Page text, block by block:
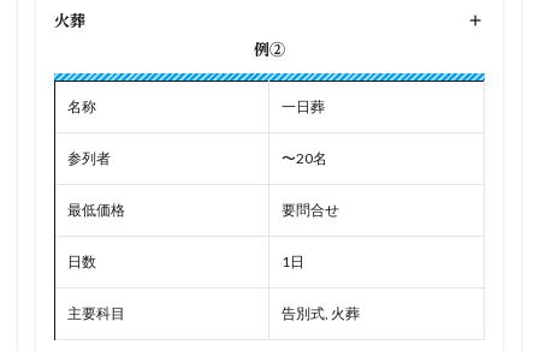
火葬
+
例②
名称 一日葬
参列者 〜20名
最低価格 要問合せ
日数 1日
主要科目 告別式, 火葬